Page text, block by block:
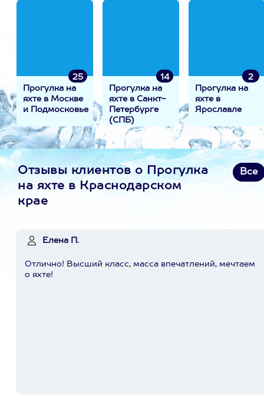
25
Прогулка на
яхте в Москве
и Подмосковье
14
Прогулка на
яхте в Санкт-
Петербурге
(СПБ)
2
Прогулка на
яхте в
Ярославле
Отзывы клиентов о Прогулка
на яхте в Краснодарском
крае
Все
Елена П.
Отлично! Высший класс, масса впечатлений, мечтаем
о яхте!